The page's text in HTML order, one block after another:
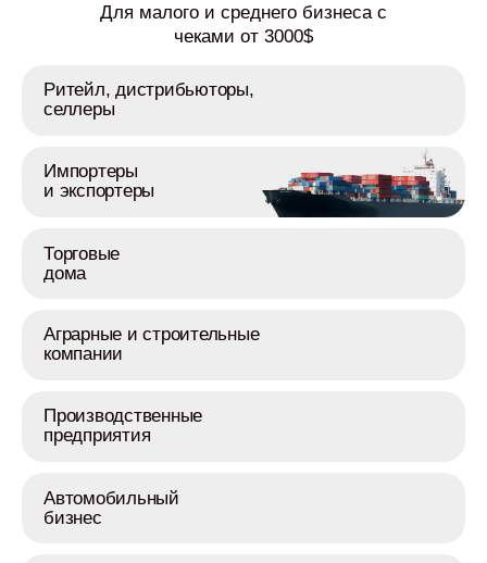
Для малого и среднего бизнеса с
чеками от 3000$
Ритейл, дистрибьюторы,
селлеры
Импортеры
и экспортеры
Торговые
дома
Аграрные и строительные
компании
Производственные
предприятия
Автомобильный
бизнес